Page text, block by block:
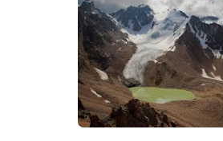
Лариса Ильченко
Орест Коваль
Тамара Кубракова
Елена Мельник
Вера Паненко